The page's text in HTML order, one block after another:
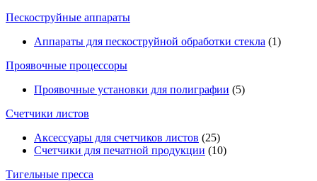
Пескоструйные аппараты
Аппараты для пескоструйной обработки стекла (1)
Проявочные процессоры
Проявочные установки для полиграфии (5)
Счетчики листов
Аксессуары для счетчиков листов (25)
Счетчики для печатной продукции (10)
Тигельные пресса